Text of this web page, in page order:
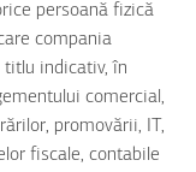
persoană fizică
compania
titlu indicativ, în
comercial,
promovării, IT,
fiscale, contabile